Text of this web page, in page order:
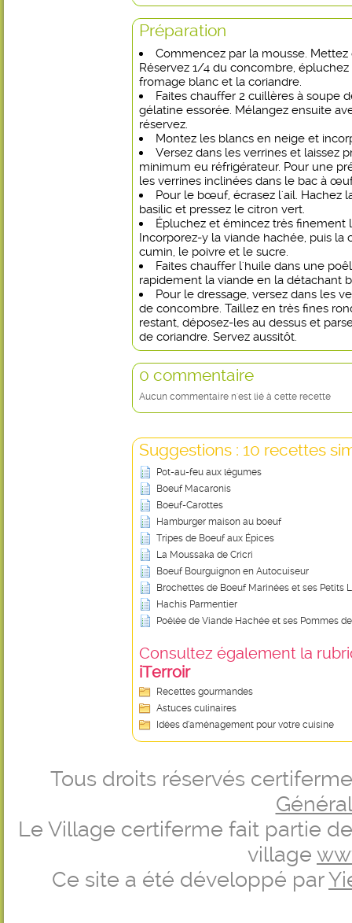
Préparation
Commencez par la mousse.
Réservez 1/4 du concombre,
fromage blanc et la coriandre.
Faites chauffer 2 cuillères à soupe
gélatine essorée. Mélangez ensuite
réservez.
Montez les blancs en neige et
Versez dans les verrines et laissez
minimum eu réfrigérateur. Pour une
les verrines inclinées dans le bac à
Pour le bœuf, écrasez l'ail. Hachez
basilic et pressez le citron vert.
Épluchez et émincez très finement
Incorporez-y la viande hachée, puis la
cumin, le poivre et le sucre.
Faites chauffer l'huile dans une
rapidement la viande en la détachant
Pour le dressage, versez dans les
de concombre. Taillez en très fines
restant, déposez-les au dessus et
de coriandre. Servez aussitôt.
0 commentaire
Aucun commentaire n'est lié à cette recette
Suggestions : 10 recettes
Pot-au-feu aux légumes
Boeuf Macaronis
Boeuf-Carottes
Hamburger maison au boeuf
Tripes de Boeuf aux Épices
La Moussaka de Cricri
Boeuf Bourguignon en Autocuiseur
Brochettes de Boeuf Marinées et ses Petits
Hachis Parmentier
Poêlée de Viande Hachée et ses Pommes
Consultez également la
iTerroir
Recettes gourmandes
Astuces culinaires
Idées d’aménagement pour votre cuisine
Tous droits réservés
Le Village certiferme fait partie
village
Ce site a été développé par